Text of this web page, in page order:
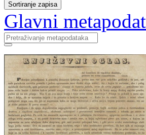
Sortiranje zapisa
Glavni